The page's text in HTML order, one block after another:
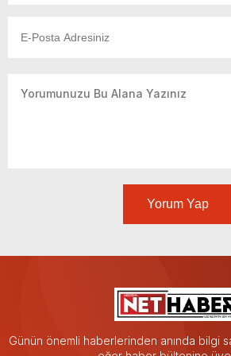
Yorum Yap
Günün önemli haberlerinden anında bilgi